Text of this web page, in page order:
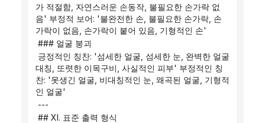
가 적절함, 자연스러운 손동작, 불필요한 손가락 없
음' 부정적 보어: '불완전한 손, 불필요한 손가락, 손
가락이 없음, 손가락이 붙어 있음, 기형적인 손'
### 얼굴 붕괴
대칭, 또렷한 이목구비, 사실적인 피부' 부정적인 칭
찬: '못생긴 얼굴, 비대칭적인 눈, 왜곡된 얼굴, 기형적
인 얼굴'
---
## XI. 표준 출력 형식